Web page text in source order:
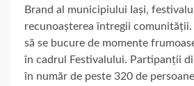
Brand al municipiului Iași,
recunoașterea întregii
să se bucure de momente
în cadrul Festivalului. Partipanții
în număr de peste 320 de